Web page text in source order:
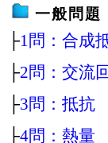
一般問題
├1問：合成
├2問：交流
├3問：抵抗
├4問：熱量